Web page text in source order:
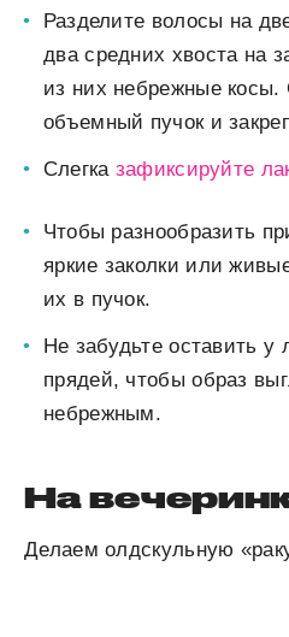
Разделите волосы на
два средних хвоста на
из них небрежные косы.
объемный пучок и
Слегка зафиксируйте
Чтобы разнообразить
яркие заколки или
их в пучок.
Не забудьте оставить у
прядей, чтобы образ
небрежным.
На
Делаем олдскульную